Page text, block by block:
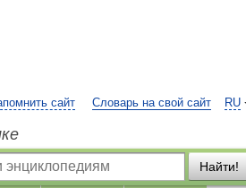
RU
сайт Словарь на свой сайт
Найти!